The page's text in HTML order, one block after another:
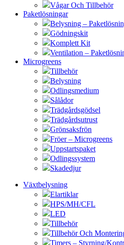
Vågar Och Tillbehör
Paketlösningar
Belysning –
Gödningskit
Komplett Kit
Ventilation –
Microgreens
Tillbehör
Belysning
Odlingsmedium
Sålådor
Trädgårdsgödsel
Trädgårdsutrust
Grönsaksfrön
Fröer – Microgreens
Uppstartspaket
Odlingssystem
Skadedjur
Växtbelysning
Elartiklar
HPS/MH/CFL
LED
Tillbehör
Tillbehör Och
Timers – Styrning/